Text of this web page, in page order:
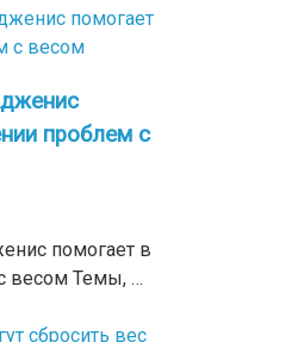
проблем с
помогает в
весом Темы, …